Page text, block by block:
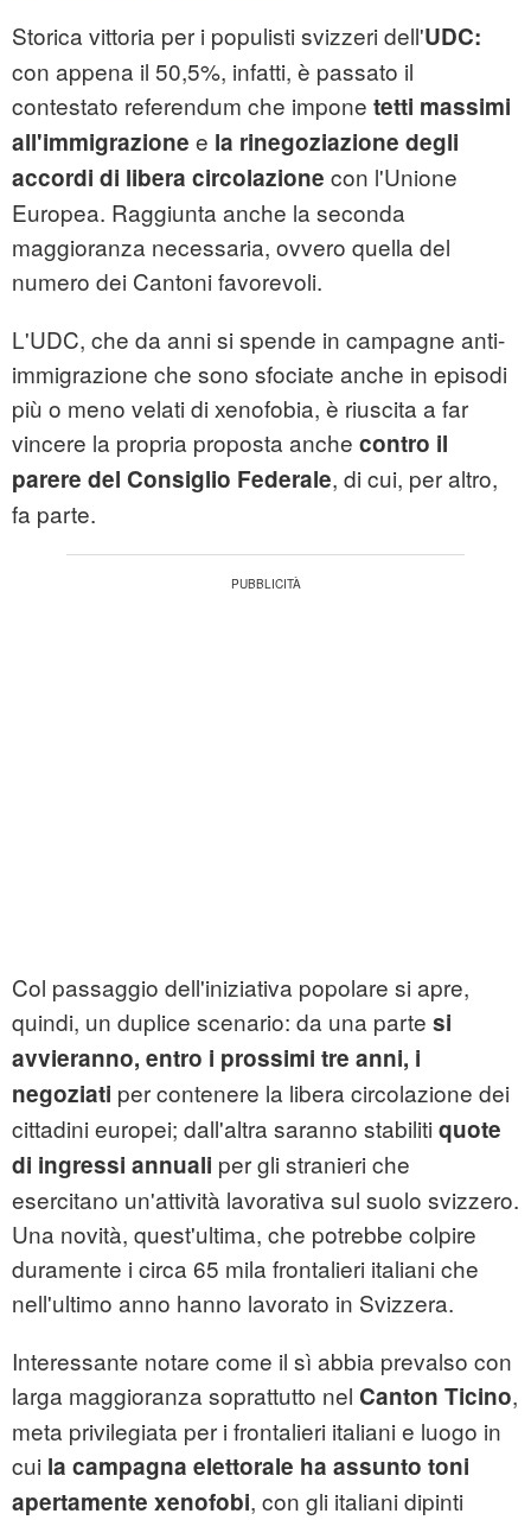
Storica vittoria per i populisti svizzeri dell'UDC:
con appena il 50,5%, infatti, è passato il
contestato referendum che impone tetti massimi
all'immigrazione e la rinegoziazione degli
accordi di libera circolazione con l'Unione
Europea. Raggiunta anche la seconda
maggioranza necessaria, ovvero quella del
numero dei Cantoni favorevoli.
L'UDC, che da anni si spende in campagne anti-
immigrazione che sono sfociate anche in episodi
più o meno velati di xenofobia, è riuscita a far
vincere la propria proposta anche contro il
parere del Consiglio Federale, di cui, per altro,
fa parte.
Col passaggio dell'iniziativa popolare si apre,
quindi, un duplice scenario: da una parte si
avvieranno, entro i prossimi tre anni, i
negoziati per contenere la libera circolazione dei
cittadini europei; dall'altra saranno stabiliti quote
di ingressi annuali per gli stranieri che
esercitano un'attività lavorativa sul suolo svizzero.
Una novità, quest'ultima, che potrebbe colpire
duramente i circa 65 mila frontalieri italiani che
nell'ultimo anno hanno lavorato in Svizzera.
Interessante notare come il sì abbia prevalso con
larga maggioranza soprattutto nel Canton Ticino,
meta privilegiata per i frontalieri italiani e luogo in
cui la campagna elettorale ha assunto toni
apertamente xenofobi, con gli italiani dipinti